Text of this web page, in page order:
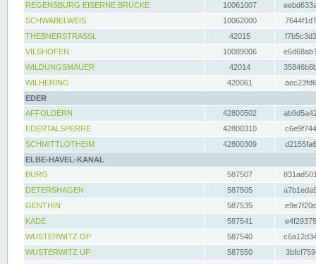
REGENSBURG EISERNE BRÜCKE
10061007
SCHWABELWEIS
10062000
THEBNERSTRASSL
42015
VILSHOFEN
10089006
WILDUNGSMAUER
42014
WILHERING
420061
EDER
AFFOLDERN
42800502
EDERTALSPERRE
42800310
SCHMITTLOTHEIM
42800309
ELBE-HAVEL-KANAL
BURG
587507
DETERSHAGEN
587505
GENTHIN
587535
KADE
587541
WUSTERWITZ OP
587540
WUSTERWITZ UP
587550